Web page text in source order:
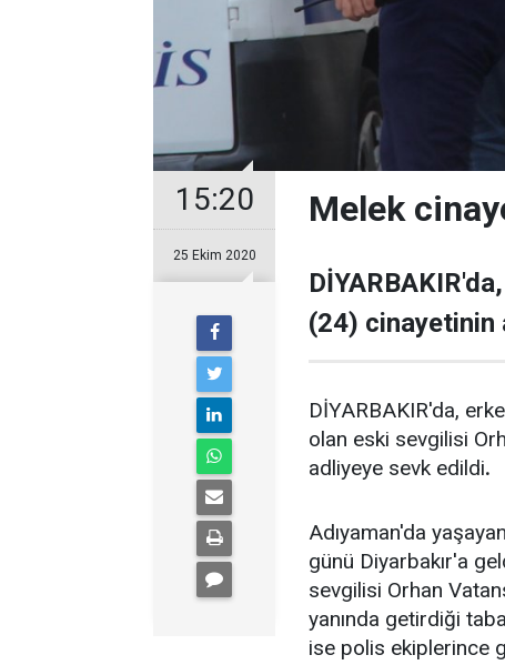
15:20
25 Ekim 2020
Melek
(24) cinayetinin
DİYARBAKIR'da,
olan eski sevgilisi
adliyeye sevk edildi.
Adıyaman'da
günü Diyarbakır'a
sevgilisi Orhan
yanında getirdiği
ise polis ekiplerince